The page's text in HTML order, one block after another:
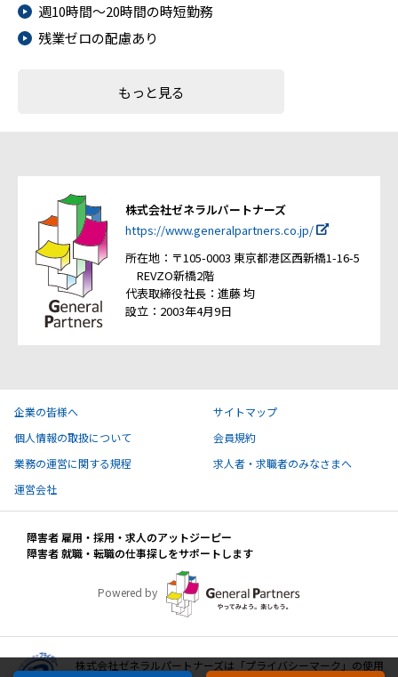
週10時間～20時間の時短勤務
残業ゼロの配慮あり
もっと見る
株式会社ゼネラルパートナーズ
https://www.generalpartners.co.jp/
所在地：〒105-0003 東京都港区西新橋1-16-5
REVZO新橋2階
代表取締役社長：進藤 均
設立：2003年4月9日
企業の皆様へ
サイトマップ
個人情報の取扱について
会員規約
業務の運営に関する規程
求人者・求職者のみなさまへ
運営会社
障害者 雇用・採用・求人のアットジーピー
障害者 就職・転職の仕事探しをサポートします
Powered by
株式会社ゼネラルパートナーズは「プライバシーマーク」の使用